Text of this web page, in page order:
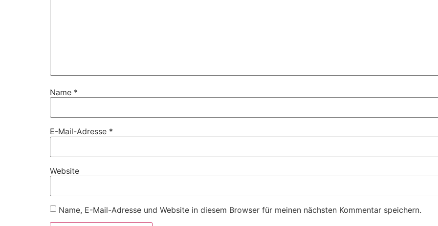
Name *
E-Mail-Adresse *
Website
Name, E-Mail-Adresse und Website in diesem Browser für meinen nächsten Kommentar speichern.